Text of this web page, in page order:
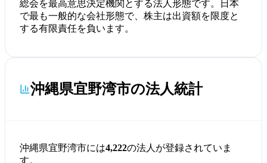
総会を最高意思決定機関とする法人形態です。日本
で最も一般的な会社形態で、株主は出資額を限度と
する有限責任を負います。
沖縄県宜野湾市の法人統計
沖縄県宜野湾市には4,222の法人が登録されていま
す。